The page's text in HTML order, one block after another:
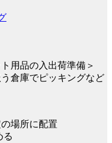
用品の入出荷準備＞
倉庫でピッキングなど
場所に配置
る